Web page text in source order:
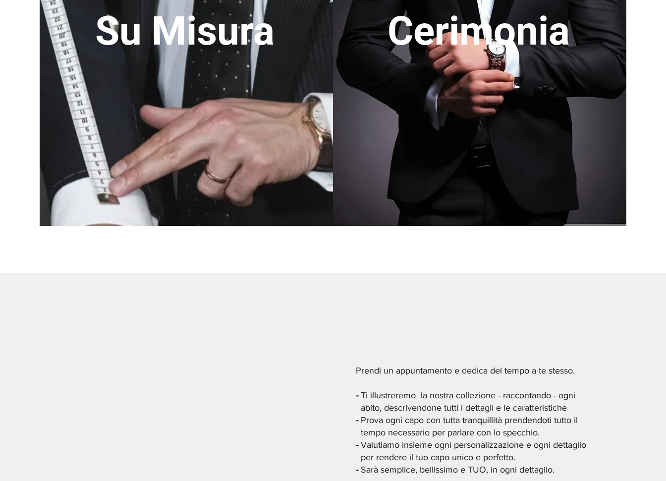
Su Misura Cerimonia
Prendi un appuntamento e dedica del tempo a te stesso.
-Ti illustreremo la nostra collezione - raccontando - ogni
abito, descrivendone tutti i dettagli e le caratteristiche
-Prova ogni capo con tutta tranquillità prendendoti tutto il
tempo necessario per parlare con lo specchio.
-Valutiamo insieme ogni personalizzazione e ogni dettaglio
per rendere il tuo capo unico e perfetto.
-Sarà semplice, bellissimo e TUO, in ogni dettaglio.